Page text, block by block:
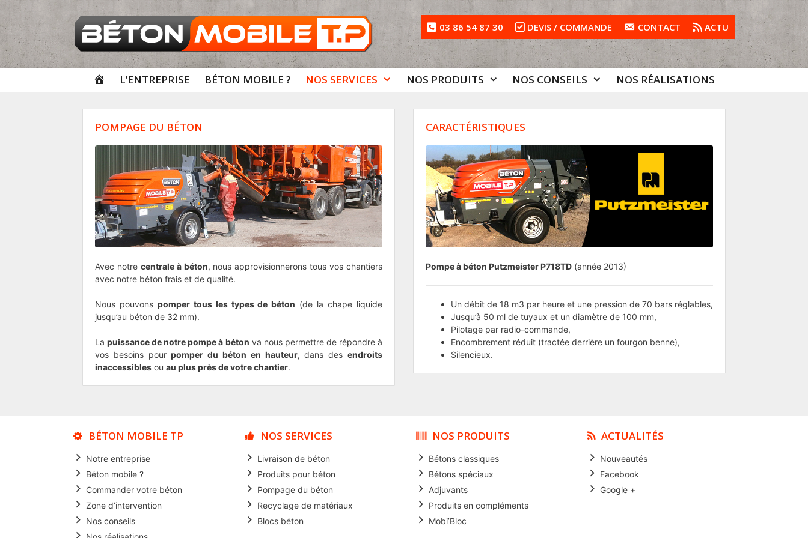
contenu
03 86 54 87 30 DEVIS / COMMANDE CONTACT ACTU
ACCUEIL
L’ENTREPRISE BÉTON MOBILE ? NOS SERVICES NOS PRODUITS NOS CONSEILS NOS RÉALISATIONS
POMPAGE DU BÉTON
Avec notre centrale à béton, nous approvisionnerons tous vos chantiers
avec notre béton frais et de qualité.
Nous pouvons pomper tous les types de béton (de la chape liquide
jusqu’au béton de 32 mm).
Lapuissance de notre pompe à béton va nous permettre de répondre à
vos besoins pourpomper du béton en hauteur, dans desendroits
inaccessibles ou au plus près de votre chantier.
CARACTÉRISTIQUES
Pompe à béton Putzmeister P718TD (année 2013)
Un débit de 18 m3 par heure et une pression de 70 bars réglables,
Jusqu’à 50 ml de tuyaux et un diamètre de 100 mm,
Pilotage par radio-commande,
Encombrement réduit (tractée derrière un fourgon benne),
Silencieux.
BÉTON MOBILE TP
Notre entreprise
Béton mobile ?
Commander votre béton
Zone d’intervention
Nos conseils
NOS SERVICES
Livraison de béton
Produits pour béton
Pompage du béton
Recyclage de matériaux
Blocs béton
NOS PRODUITS
Bétons classiques
Bétons spéciaux
Adjuvants
Produits en compléments
Mobi’Bloc
ACTUALITÉS
Nouveautés
Facebook
Google +